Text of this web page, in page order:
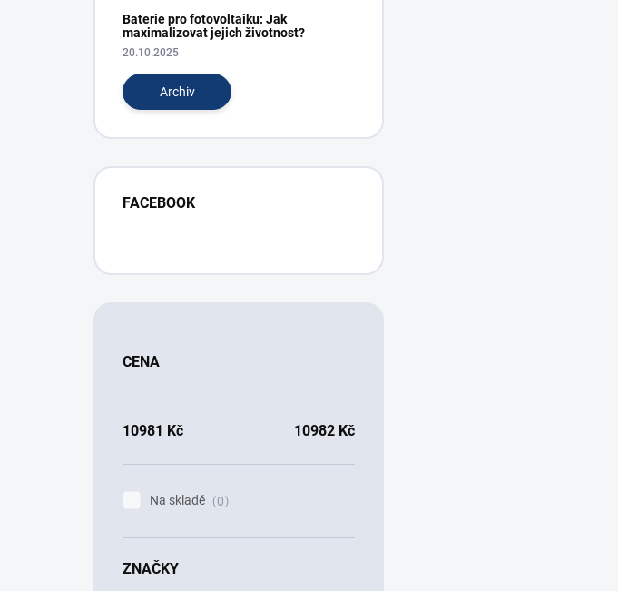
Baterie pro fotovoltaiku: Jak
maximalizovat jejich životnost?
20.10.2025
Archiv
FACEBOOK
CENA
10981 Kč 10982 Kč
Na skladě 0
ZNAČKY